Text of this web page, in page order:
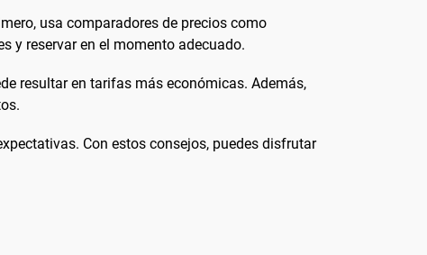
usa comparadores de precios como
y reservar en el momento adecuado.
resultar en tarifas más económicas. Además,
Con estos consejos, puedes disfrutar